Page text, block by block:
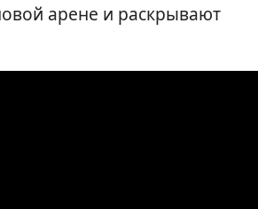
арене и раскрывают